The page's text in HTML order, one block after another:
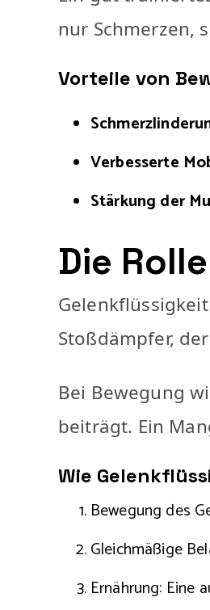
nur Schmerzen,
Vorteile von
Verbesserte
Stärkung der
Die
Stoßdämpfer,
Bei Bewegung
beiträgt. Ein
Wie
Bewegung des
Gleichmäßige
Ernährung: Eine